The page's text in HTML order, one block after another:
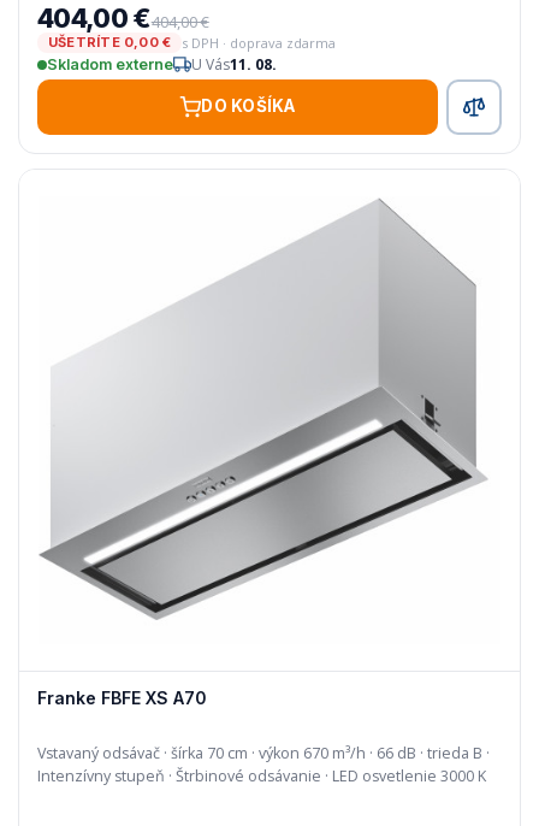
404,00 €404,00 €
UŠETRÍTE 0,00 €
s DPH · doprava zdarma
Skladom externe
U Vás11. 08.
DO KOŠÍKA
Franke FBFE XS A70
Vstavaný odsávač · šírka 70 cm · výkon 670 m³/h · 66 dB · trieda B ·
Intenzívny stupeň · Štrbinové odsávanie · LED osvetlenie 3000 K